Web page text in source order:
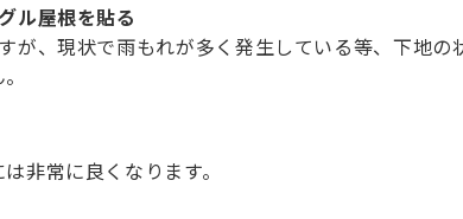
ル屋根を貼る
が、現状で雨もれが多く発生している等、下地の
非常に良くなります。